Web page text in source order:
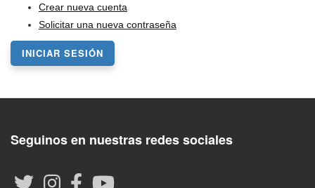
Crear nueva cuenta
Solicitar una nueva contraseña
INICIAR SESIÓN
Seguinos en nuestras redes sociales